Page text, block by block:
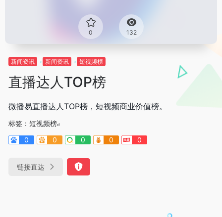
0 132
新闻资讯 新闻资讯 短视频榜
直播达人TOP榜
微播易直播达人TOP榜，短视频商业价值榜。
标签： 短视频榜
0
0 0 0 0
链接直达